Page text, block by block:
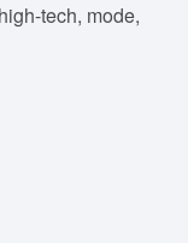
tech, mode,